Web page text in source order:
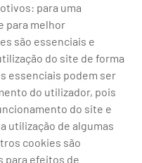
da Boavista, 1117,
063 324,98; matriculada
PTIRNMJ 501 214
fiscal 501 214 534.
CMVM com o n° 300 e
10. Agente de Seguros
de Supervisão
21/01/2019, e autorizado
para uma
para melhor
são essenciais e
do site de forma
essenciais podem ser
do utilizador, pois
do site e
utilização de algumas
cookies são
para efeitos de